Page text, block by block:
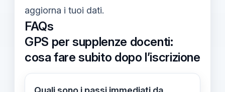
aggiorna i tuoi dati.
FAQs
GPS per supplenze docenti:
cosa fare subito dopo l’iscrizione